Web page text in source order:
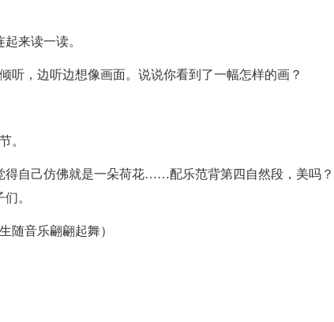
来读一读。
听，边听边想像画面。说说你看到了一幅怎样的画？
。
得自己仿佛就是一朵荷花……配乐范背第四自然段，美吗？
。
随音乐翩翩起舞）